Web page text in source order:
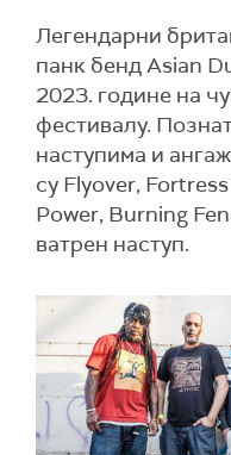
Легендарни
панк бенд Asian
2023. године на
фестивалу.
наступима и
су Flyover,
Power, Burning
ватрен наступ.